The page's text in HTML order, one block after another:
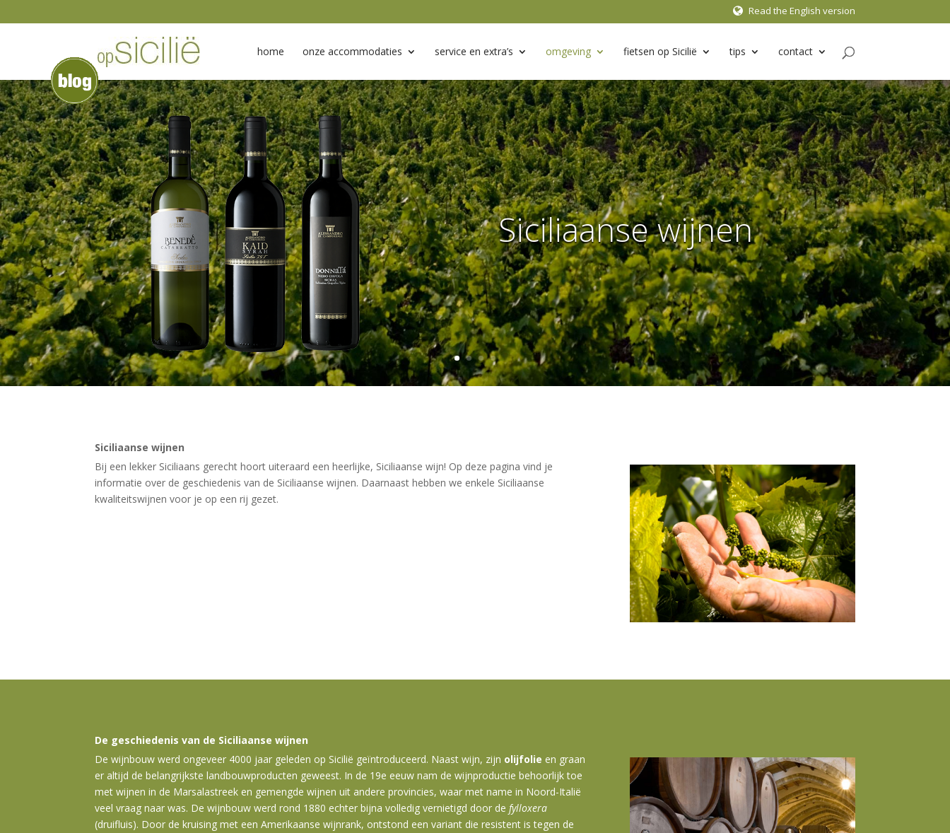
Read the English version
home onze accommodaties service en extra’s omgeving fietsen op Sicilië tips contact
Siciliaanse wijnen
Siciliaanse wijnen
Bij een lekker Siciliaans gerecht hoort uiteraard een heerlijke, Siciliaanse wijn! Op deze pagina vind je
informatie over de geschiedenis van de Siciliaanse wijnen. Daarnaast hebben we enkele Siciliaanse
kwaliteitswijnen voor je op een rij gezet.
De geschiedenis van de Siciliaanse wijnen
De wijnbouw werd ongeveer 4000 jaar geleden op Sicilië geïntroduceerd. Naast wijn, zijn olijfolie en graan
er altijd de belangrijkste landbouwproducten geweest. In de 19e eeuw nam de wijnproductie behoorlijk toe
met wijnen in de Marsalastreek en gemengde wijnen uit andere provincies, waar met name in Noord-Italië
veel vraag naar was. De wijnbouw werd rond 1880 echter bijna volledig vernietigd door defylloxera
(druifluis). Door de kruising met een Amerikaanse wijnrank, ontstond een variant die resistent is tegen de